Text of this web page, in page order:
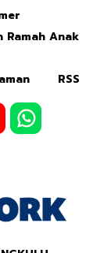
Ramah Anak
RSS